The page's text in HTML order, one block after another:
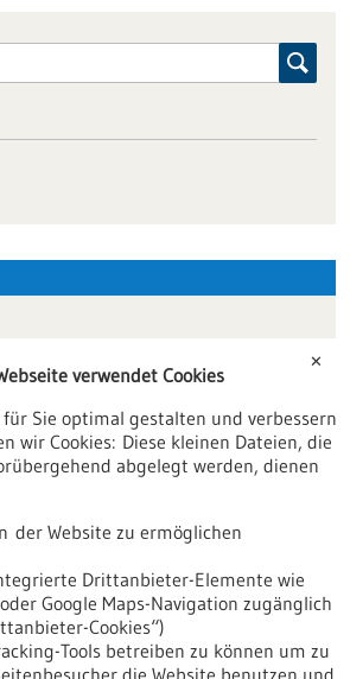
✕
verwendet Cookies
Sie optimal gestalten und verbessern
wir Cookies: Diese kleinen Dateien, die
abgelegt werden, dienen
der Website zu ermöglichen
Drittanbieter-Elemente wie
Google Maps-Navigation zugänglich
Cookies“)
Tools betreiben zu können um zu
die Website benutzen und